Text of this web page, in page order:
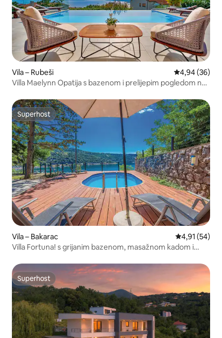
Vila – Rubeši Prosječna
4,94 (36)
Villa Maelynn Opatija s bazenom i prelijepim pogledom na
Superhost
Superhost
Vila – Bakarac Prosječna
4,91 (54)
Villa Fortuna! s grijanim bazenom, masažnom kadom i
Superhost
Superhost